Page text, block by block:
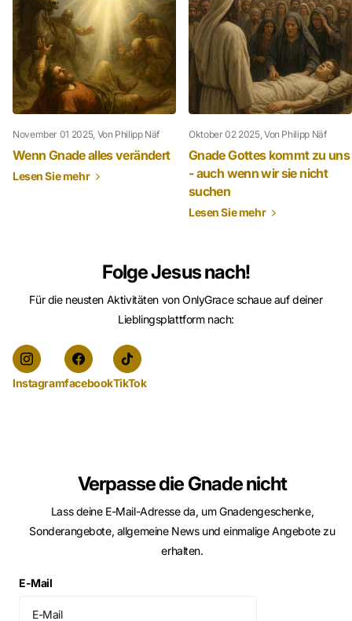
November 01 2025, Von Philipp Näf
Wenn Gnade alles verändert
Lesen Sie mehr
Oktober 02 2025, Von Philipp Näf
Gnade Gottes kommt zu uns
- auch wenn wir sie nicht
suchen
Lesen Sie mehr
Folge Jesus nach!
Für die neusten Aktivitäten von OnlyGrace schaue auf deiner
Lieblingsplattform nach:
InstagramfacebookTikTok
Verpasse die Gnade nicht
Lass deine E-Mail-Adresse da, um Gnadengeschenke,
Sonderangebote, allgemeine News und einmalige Angebote zu
erhalten.
E-Mail